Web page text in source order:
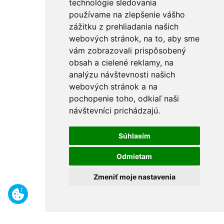
technológie sledovania
používame na zlepšenie vášho
zážitku z prehliadania našich
webových stránok, na to, aby sme
vám zobrazovali prispôsobený
obsah a cielené reklamy, na
analýzu návštevnosti našich
webových stránok a na
pochopenie toho, odkiaľ naši
návštevníci prichádzajú.
Súhlasím
Odmietam
Zmeniť moje nastavenia